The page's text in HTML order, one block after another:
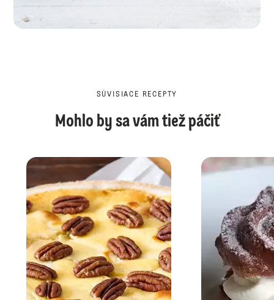
SÚVISIACE RECEPTY
Mohlo by sa vám tiež páčiť